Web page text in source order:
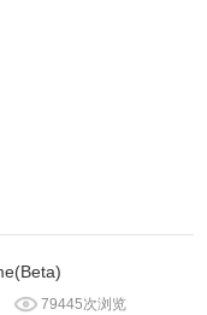
79445次浏览